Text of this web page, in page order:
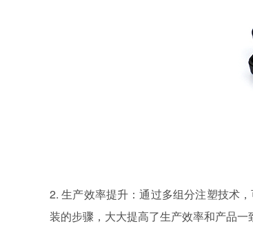
2. 生产效率提升：通过多组分注塑技术
装的步骤，大大提高了生产效率和产品一